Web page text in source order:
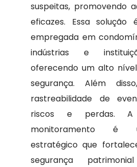
suspeitas, promovendo
eficazes. Essa solução
empregada em
indústrias e
oferecendo um alto
segurança. Além
rastreabilidade de
riscos e perdas.
monitoramento é
estratégico que
segurança